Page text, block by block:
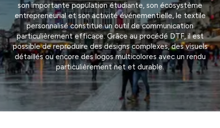
son importante population étudiante, son écosystème
entrepreneurial et son activité événementielle, le textile
personnalisé constitue un outil de communication
particulièrement efficace. Grâce au procédé DTF, il est
possible de reproduire des designs complexes, des visuels
détaillés ou encore des logos multicolores avec un rendu
particulièrement net et durable.